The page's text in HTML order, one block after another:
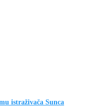
istraživača Sunca